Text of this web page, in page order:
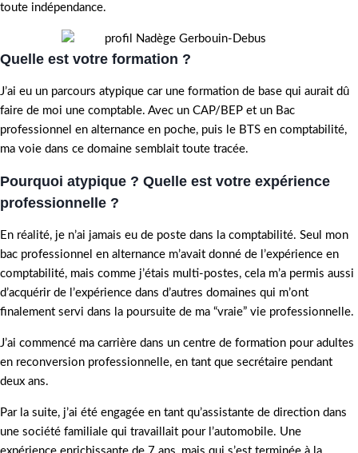
toute indépendance.
Quelle est votre formation ?
J’ai eu un parcours atypique car une formation de base qui aurait dû
faire de moi une comptable. Avec un CAP/BEP et un Bac
professionnel en alternance en poche, puis le BTS en comptabilité,
ma voie dans ce domaine semblait toute tracée.
Pourquoi atypique ? Quelle est votre expérience
professionnelle ?
En réalité, je n’ai jamais eu de poste dans la comptabilité. Seul mon
bac professionnel en alternance m’avait donné de l’expérience en
comptabilité, mais comme j’étais multi-postes, cela m’a permis aussi
d’acquérir de l’expérience dans d’autres domaines qui m’ont
finalement servi dans la poursuite de ma “vraie” vie professionnelle.
J’ai commencé ma carrière dans un centre de formation pour adultes
en reconversion professionnelle, en tant que secrétaire pendant
deux ans.
Par la suite, j’ai été engagée en tant qu’assistante de direction dans
une société familiale qui travaillait pour l’automobile. Une